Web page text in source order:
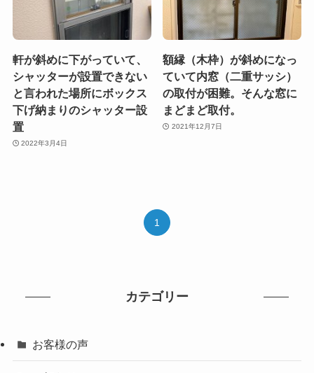
軒が斜めに下がっていて、
シャッターが設置できない
と言われた場所にボックス
下げ納まりのシャッター設
置
2022年3月4日
額縁（木枠）が斜めになっ
ていて内窓（二重サッシ）
の取付が困難。そんな窓に
まどまど取付。
2021年12月7日
1
カテゴリー
お客様の声